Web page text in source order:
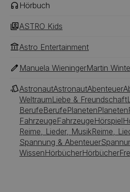
einer verlassenen Raumstation.
um seine Position bangt und
zum Stellvertreter ernannt wird,
Winter von einem friedlichen
Hörbuch
ASTRO Kids
Astro Entertainment
Manuela WieningerMartin
AstronautAstronautAbenteuer
WeltraumLiebe & Freundschaft
BerufeBerufePlanetenPlaneten
FahrzeugeFahrzeugeHörspiel
Reime, Lieder, MusikReime,
Spannung & Abenteuer
WissenHörbücherHörbücher